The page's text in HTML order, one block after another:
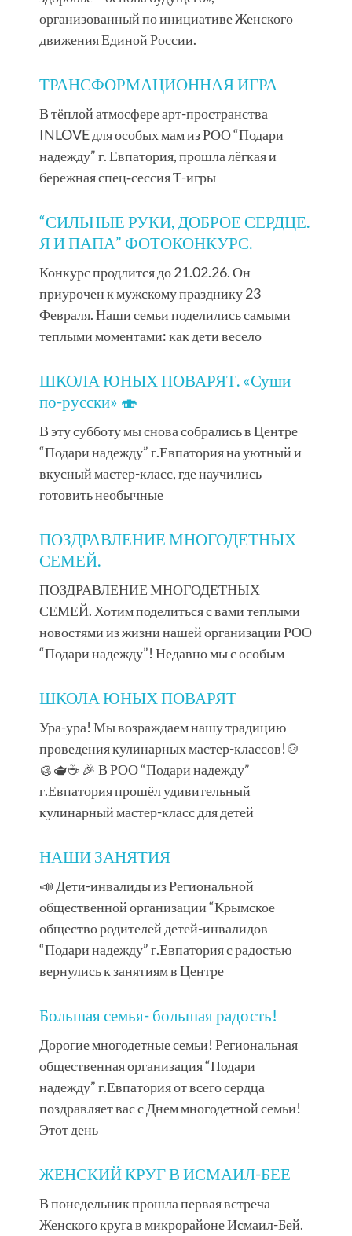
организованный по инициативе Женского
движения Единой России.
ТРАНСФОРМАЦИОННАЯ ИГРА
В тёплой атмосфере арт-пространства
INLOVE для особых мам из РОО “Подари
надежду” г. Евпатория, прошла лёгкая и
бережная спец‑сессия Т-игры
“СИЛЬНЫЕ РУКИ, ДОБРОЕ СЕРДЦЕ.
Я И ПАПА” ФОТОКОНКУРС.
Конкурс продлится до 21.02.26. Он
приурочен к мужскому празднику 23
Февраля. Наши семьи поделились самыми
теплыми моментами: как дети весело
ШКОЛА ЮНЫХ ПОВАРЯТ. «Суши
по-русски» 🍣
В эту субботу мы снова собрались в Центре
“Подари надежду” г.Евпатория на уютный и
вкусный мастер-класс, где научились
готовить необычные
ПОЗДРАВЛЕНИЕ МНОГОДЕТНЫХ
СЕМЕЙ.
ПОЗДРАВЛЕНИЕ МНОГОДЕТНЫХ
СЕМЕЙ. Хотим поделиться с вами теплыми
новостями из жизни нашей организации РОО
“Подари надежду”! Недавно мы с особым
ШКОЛА ЮНЫХ ПОВАРЯТ
Ура-ура! Мы возраждаем нашу традицию
проведения кулинарных мастер-классов!🍲
🥮🫖☕ 🎉 В РОО “Подари надежду”
г.Евпатория прошёл удивительный
кулинарный мастер-класс для детей
НАШИ ЗАНЯТИЯ
📣 Дети-инвалиды из Региональной
общественной организации “Крымское
общество родителей детей-инвалидов
“Подари надежду” г.Евпатория с радостью
вернулись к занятиям в Центре
Большая семья- большая радость!
Дорогие многодетные семьи! Региональная
общественная организация “Подари
надежду” г.Евпатория от всего сердца
поздравляет вас с Днем многодетной семьи!
Этот день
ЖЕНСКИЙ КРУГ В ИСМАИЛ-БЕЕ
В понедельник прошла первая встреча
Женского круга в микрорайоне Исмаил-Бей.